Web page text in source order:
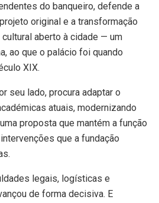
do banqueiro, defende a
original e a transformação
aberto à cidade — um
ao que o palácio foi quando
XIX.
seu lado, procura adaptar o
atuais, modernizando
proposta que mantém a função
que a fundação
legais, logísticas e
de forma decisiva. E